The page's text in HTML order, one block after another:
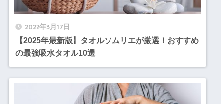
2022年3月17日
【2025年最新版】タオルソムリエが厳選！おすすめ
の最強吸水タオル10選